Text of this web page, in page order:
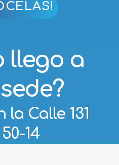
llego a
Calle 131
14